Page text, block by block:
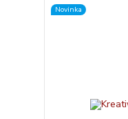
Novinka